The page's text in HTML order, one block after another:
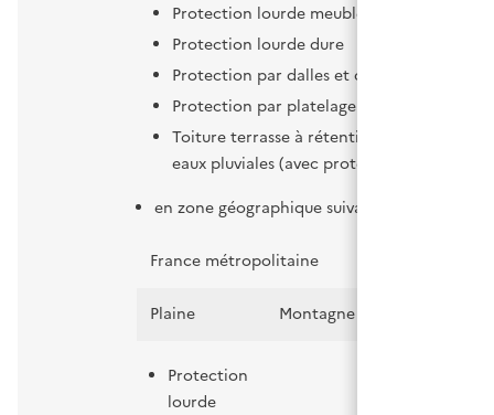
Protection lourde meuble
Protection lourde dure
Protection par dalles et carreaux sur plots
Protection par platelage en bois
Toiture terrasse à rétention temporaire
eaux pluviales (avec protection en
en zone géographique suivante :
France métropolitaine
Plaine
Montagne
Protection
lourde